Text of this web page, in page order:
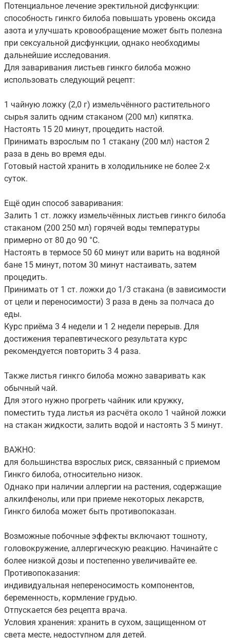
Потенциальное лечение эректильной дисфункции:
способность гинкго билоба повышать уровень оксида
азота и улучшать кровообращение может быть полезна
при сексуальной дисфункции, однако необходимы
дальнейшие исследования.
Для заваривания листьев гинкго билоба можно
использовать следующий рецепт:
1 чайную ложку (2,0 г) измельчённого растительного
сырья залить одним стаканом (200 мл) кипятка.
Настоять 15 20 минут, процедить настой.
Принимать взрослым по 1 стакану (200 мл) настоя 2
раза в день во время еды.
Готовый настой хранить в холодильнике не более 2-х
суток.
Ещё один способ заваривания:
Залить 1 ст. ложку измельчённых листьев гинкго билоба
стаканом (200 250 мл) горячей воды температуры
примерно от 80 до 90 °С.
Настоять в термосе 50 60 минут или варить на водяной
бане 15 минут, потом 30 минут настаивать, затем
процедить.
Принимать от 1 ст. ложки до 1/3 стакана (в зависимости
от цели и переносимости) 3 раза в день за полчаса до
еды.
Курс приёма 3 4 недели и 1 2 недели перерыв. Для
достижения терапевтического результата курс
рекомендуется повторить 3 4 раза.
Также листья гинкго билоба можно заваривать как
обычный чай.
Для этого нужно прогреть чайник или кружку,
поместить туда листья из расчёта около 1 чайной ложки
на стакан жидкости, залить водой и настоять 3 5 минут.
ВАЖНО:
для большинства взрослых риск, связанный с приемом
Гинкго билоба, относительно низок.
Однако при наличии аллергии на растения, содержащие
алкилфенолы, или при приеме некоторых лекарств,
Гинкго билоба может быть противопоказан.
Возможные побочные эффекты включают тошноту,
головокружение, аллергическую реакцию. Начинайте с
более низкой дозы и постепенно увеличивайте ее.
Противопоказания:
индивидуальная непереносимость компонентов,
беременность, кормление грудью.
Отпускается без рецепта врача.
Условия хранения: хранить в сухом, защищенном от
света месте, недоступном для детей.